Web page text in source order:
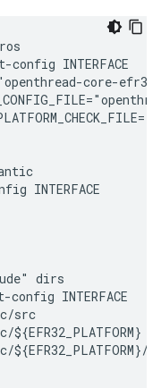
INTERFACE
core-
INTERFACE
dirs
INTERFACE
src
${EFR32_PLATFORM}
${EFR32_PLATFORM}/